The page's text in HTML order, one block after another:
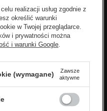
spersonalizowanych wiadomości
prywatności
. Subskrypcję mogę
SIĘ
realizacji usług zgodnie z
określić warunki
w Twojej przeglądarce.
i prywatności można
i warunki Google.
(wymagane)
Zawsze
aktywne